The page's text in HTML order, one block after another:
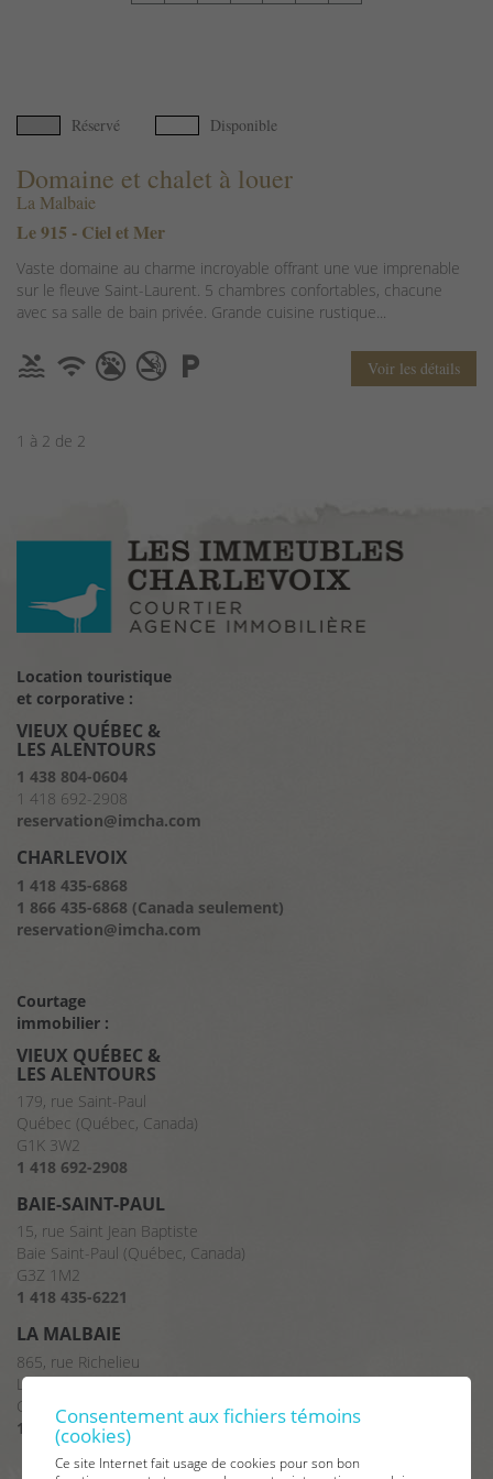
Réservé Disponible
Domaine et chalet à louer
La Malbaie
Le 915 - Ciel et Mer
Vaste domaine au charme incroyable offrant une vue imprenable
sur le fleuve Saint-Laurent. 5 chambres confortables, chacune
avec sa salle de bain privée. Grande cuisine rustique...
Voir les détails
1 à 2 de 2
Location touristique
et corporative :
VIEUX QUÉBEC &
LES ALENTOURS
1 438 804-0604
1 418 692-2908
reservation@imcha.com
CHARLEVOIX
1 418 435-6868
1 866 435-6868 (Canada seulement)
reservation@imcha.com
Courtage
immobilier :
VIEUX QUÉBEC &
LES ALENTOURS
179, rue Saint-Paul
Québec (Québec, Canada)
G1K 3W2
1 418 692-2908
BAIE-SAINT-PAUL
15, rue Saint Jean Baptiste
Baie Saint-Paul (Québec, Canada)
G3Z 1M2
1 418 435-6221
LA MALBAIE
865, rue Richelieu
La Malbaie (Québec, Canada)
G5A 2X8
1 418 665-2375
Consentement aux fichiers témoins
(cookies)
Ce site Internet fait usage de cookies pour son bon